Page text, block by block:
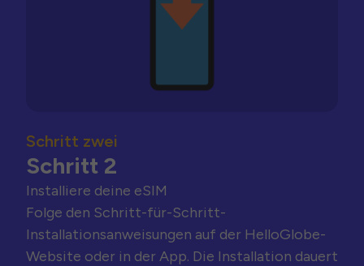
Schritt zwei
Schritt 2
Installiere deine eSIM
Folge den Schritt-für-Schritt-
Installationsanweisungen auf der HelloGlobe-
Website oder in der App. Die Installation dauert